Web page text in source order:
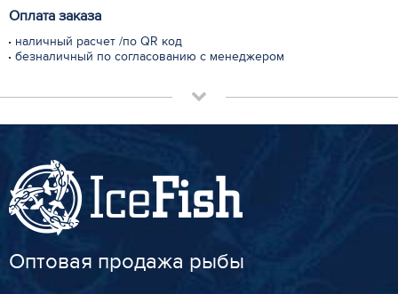
Оплата заказа
наличный расчет /по QR код
безналичный по согласованию с менеджером
Оптовая продажа рыбы